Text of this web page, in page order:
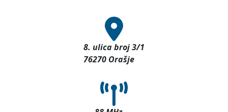
8. ulica broj 3/1
76270 Orašje